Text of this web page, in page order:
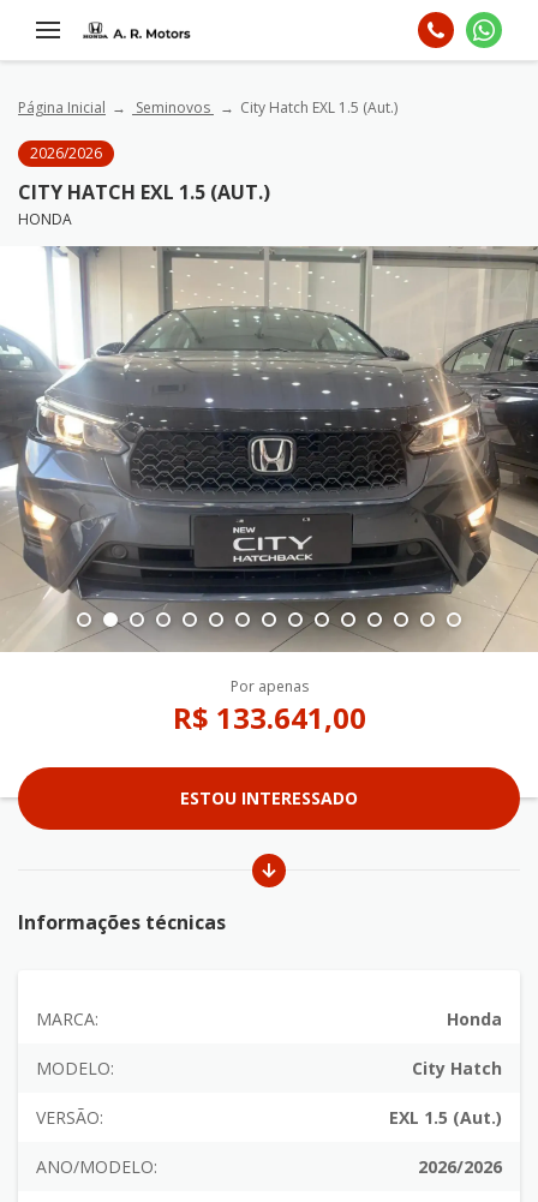
Página Inicial Seminovos City Hatch EXL 1.5 (Aut.)
2026/2026
CITY HATCH EXL 1.5 (AUT.)
HONDA
Por apenas
R$ 133.641,00
ESTOU INTERESSADO
Informações técnicas
MARCA: Honda
MODELO: City Hatch
VERSÃO: EXL 1.5 (Aut.)
ANO/MODELO: 2026/2026